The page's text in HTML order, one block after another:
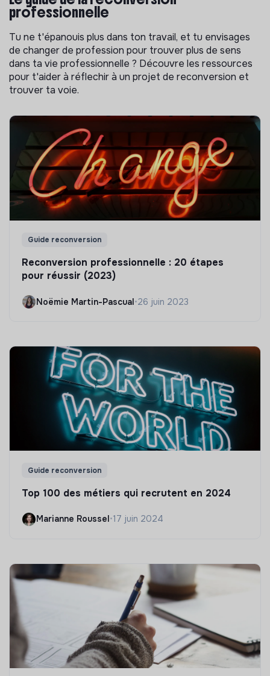
professionnelle
Tu ne t'épanouis plus dans ton travail, et tu envisages
de changer de profession pour trouver plus de sens
dans ta vie professionnelle ? Découvre les ressources
pour t'aider à réflechir à un projet de reconversion et
trouver ta voie.
Guide reconversion
Reconversion professionnelle : 20 étapes
pour réussir (2023)
Noëmie Martin-Pascual•26 juin 2023
Guide reconversion
Top 100 des métiers qui recrutent en 2024
Marianne Roussel •17 juin 2024